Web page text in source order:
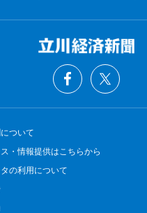
ついて
・情報提供はこちらから
の利用について